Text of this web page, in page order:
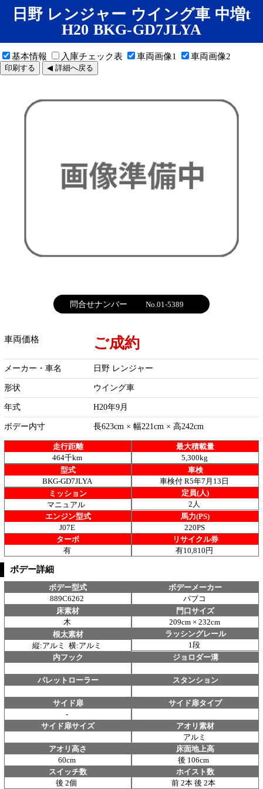
日野 レンジャー ウイング車 中増t
H20 BKG-GD7JLYA
基本情報 入庫チェック表 車両画像1 車両画像2
印刷する ◀ 詳細へ戻る
問合せナンバー No.01-5389
車両価格 ご成約
メーカー・車名 日野 レンジャー
形状 ウイング車
年式 H20年9月
ボデー内寸 長623cm × 幅221cm × 高242cm
走行距離
464千km
最大積載量
5,300kg
型式
BKG-GD7JLYA
車検
車検付 R5年7月13日
ミッション
マニュアル
定員(人)
2人
エンジン型式
J07E
馬力(PS)
220PS
ターボ
有
リサイクル券
有10,810円
ボデー詳細
ボデー型式
889C6262
ボデーメーカー
パブコ
床素材
木
門口サイズ
209cm × 232cm
根太素材
縦:アルミ 横:アルミ
ラッシングレール
1段
内フック
ジョロダー溝
パレットローラー スタンション
サイド扉
-
サイド扉タイプ
サイド扉サイズ
アオリ素材
アルミ
アオリ高さ
60cm
床面地上高
後 106cm
スイッチ数
後 2個
ホイスト数
前 2本 後 2本